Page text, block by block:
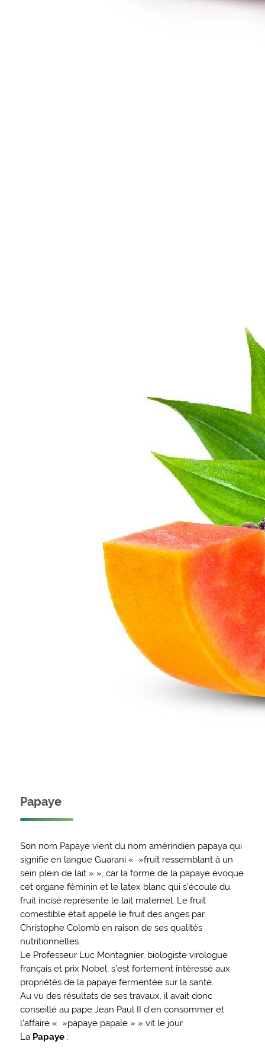
Papaye
Son nom Papaye vient du nom amérindien papaya qui
signifie en langue Guarani « »fruit ressemblant à un
sein plein de lait » », car la forme de la papaye évoque
cet organe féminin et le latex blanc qui s’écoule du
fruit incisé représente le lait maternel. Le fruit
comestible était appelé le fruit des anges par
Christophe Colomb en raison de ses qualités
nutritionnelles.
Le Professeur Luc Montagnier, biologiste virologue
français et prix Nobel, s’est fortement intéressé aux
propriétés de la papaye fermentée sur la santé.
Au vu des résultats de ses travaux, il avait donc
conseillé au pape Jean Paul II d’en consommer et
l’affaire « »papaye papale » » vit le jour.
La Papaye: